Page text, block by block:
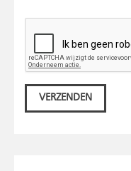
VERZENDEN